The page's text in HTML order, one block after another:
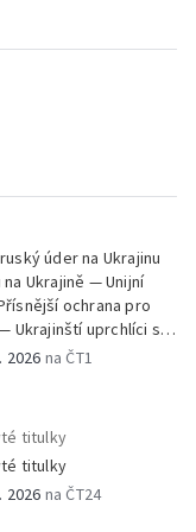
úder na Ukrajinu
Ukrajině — Unijní
ochrana pro
Ukrajinští uprchlíci s
— Uprchlíci s
— Srážka nákladního
— Vyšetřování
v maloobchodu
matce ve sporu o
— Izrael
2026 na ČT1
titulky
titulky
2026 na ČT24